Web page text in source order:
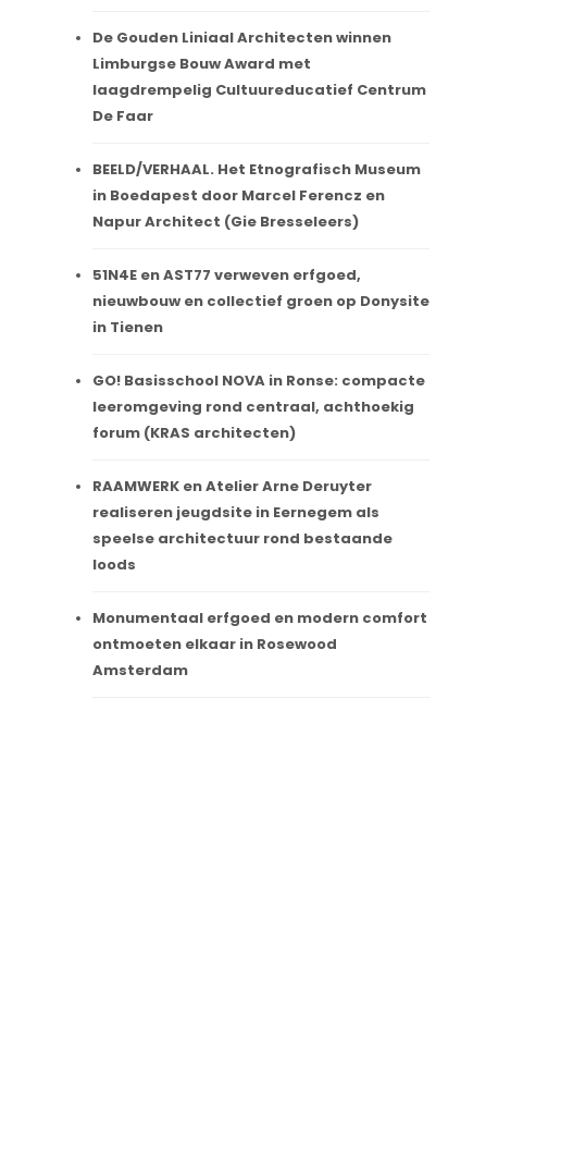
De Gouden Liniaal Architecten winnen
Limburgse Bouw Award met
laagdrempelig Cultuureducatief Centrum
De Faar
BEELD/VERHAAL. Het Etnografisch Museum
in Boedapest door Marcel Ferencz en
Napur Architect (Gie Bresseleers)
51N4E en AST77 verweven erfgoed,
nieuwbouw en collectief groen op Donysite
in Tienen
GO! Basisschool NOVA in Ronse: compacte
leeromgeving rond centraal, achthoekig
forum (KRAS architecten)
RAAMWERK en Atelier Arne Deruyter
realiseren jeugdsite in Eernegem als
speelse architectuur rond bestaande
loods
Monumentaal erfgoed en modern comfort
ontmoeten elkaar in Rosewood
Amsterdam